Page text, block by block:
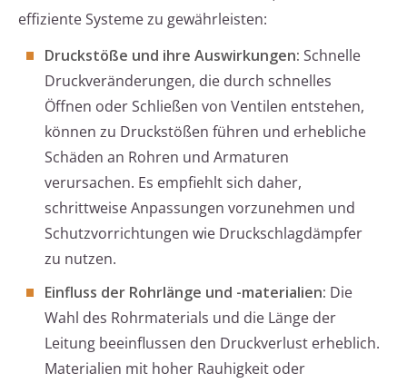
effiziente Systeme zu gewährleisten:
Druckstöße und ihre Auswirkungen: Schnelle
Druckveränderungen, die durch schnelles
Öffnen oder Schließen von Ventilen entstehen,
können zu Druckstößen führen und erhebliche
Schäden an Rohren und Armaturen
verursachen. Es empfiehlt sich daher,
schrittweise Anpassungen vorzunehmen und
Schutzvorrichtungen wie Druckschlagdämpfer
zu nutzen.
Einfluss der Rohrlänge und -materialien: Die
Wahl des Rohrmaterials und die Länge der
Leitung beeinflussen den Druckverlust erheblich.
Materialien mit hoher Rauhigkeit oder